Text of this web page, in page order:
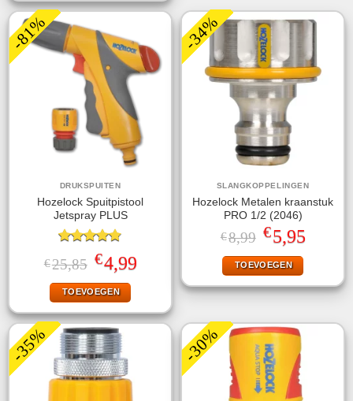
-81%
DRUKSPUITEN
Hozelock Spuitpistool
Jetspray PLUS
Gewaardeerd
4.78uit 5
€25,85 Oorspronkelijke
prijs
was:
€25,85.
€4,99Huidige
prijs
TOEVOEGEN
-34%
SLANGKOPPELINGEN
Hozelock Metalen kraanstuk
PRO 1/2 (2046)
€8,99 Oorspronkelijke
prijs
was:
€8,99.
€5,95Huidige
prijs
is:
TOEVOEGEN
-35% -30%